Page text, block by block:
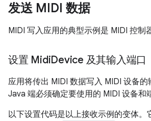
发送 MIDI 数据
MIDI 写入应用的典型示例是 MIDI 控制
设置 MidiDevice 及其输入端口
应用将传出 MIDI 数据写入 MIDI 设备
Java 端必须确定要使用的 MIDI 设备和
以下设置代码是以上接收示例的变体。